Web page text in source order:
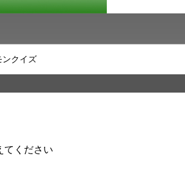
ンクイズ
てください